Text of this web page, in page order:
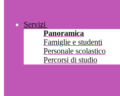
Servizi
Panoramica
Famiglie e studenti
Personale scolastico
Percorsi di studio